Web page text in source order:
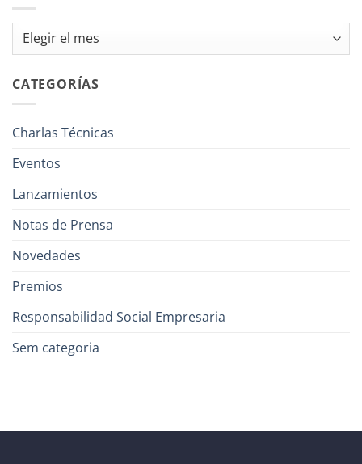
Archivos
CATEGORÍAS
Charlas Técnicas
Eventos
Lanzamientos
Notas de Prensa
Novedades
Premios
Responsabilidad Social Empresaria
Sem categoria